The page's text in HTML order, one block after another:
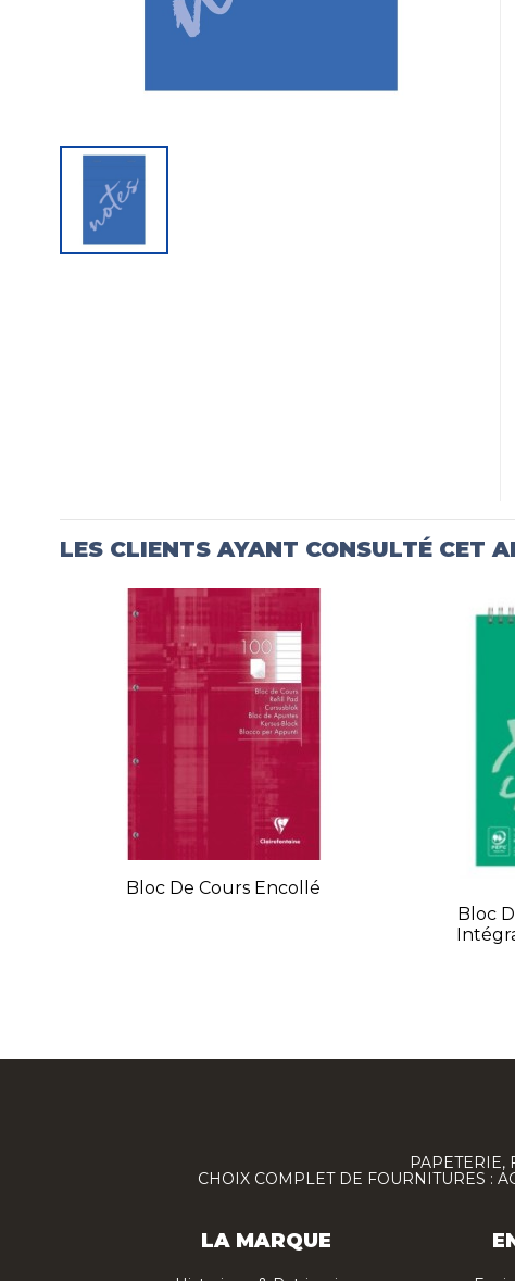
LES CLIENTS AYANT CONSULTÉ CET
Bloc De Cours Encollé
Bloc
PAPETERIE,
CHOIX COMPLET DE FOURNITURES :
LA MARQUE